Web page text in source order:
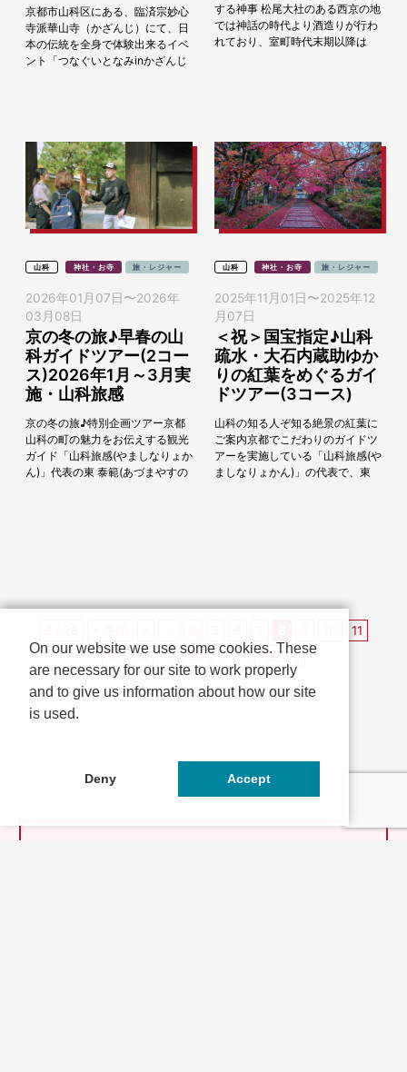
京都市山科区にある、臨済宗妙心
寺派華山寺（かざんじ）にて、日
本の伝統を全身で体験出来るイベ
ント「つなぐいとなみinかざんじ
する神事 松尾大社のある西京の地
では神話の時代より酒造りが行わ
れており、室町時代末期以降は
山科 神社・お寺 旅・レジャー
2026年01月07日 〜2026年
03月08日
京の冬の旅♪早春の山
科ガイドツアー(2コー
ス)2026年1月～3月実
施・山科旅感
京の冬の旅♪特別企画ツアー京都
山科の町の魅力をお伝えする観光
ガイド「山科旅感(やましなりょか
ん)」代表の東 泰範(あづまやすの
山科 神社・お寺 旅・レジャー
2025年11月01日 〜2025年12
月07日
＜祝＞国宝指定♪山科
疏水・大石内蔵助ゆか
りの紅葉をめぐるガイ
ドツアー(3コース)
山科の知る人ぞ知る絶景の紅葉に
ご案内京都でこだわりのガイドツ
アーを実施している「山科旅感(や
ましなりょかん)」の代表で、東
11
12
13 ... 20 ... » 最後 »
On our website we use some cookies. These
are necessary for our site to work properly
and to give us information about how our site
is used.
Deny Accept